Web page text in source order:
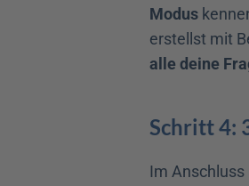
Modus
alle deine
Schritt 4:
Im